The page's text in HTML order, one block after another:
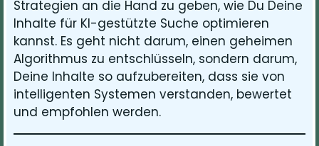
Strategien an die Hand zu geben, wie Du Deine
Inhalte für KI-gestützte Suche optimieren
kannst. Es geht nicht darum, einen geheimen
Algorithmus zu entschlüsseln, sondern darum,
Deine Inhalte so aufzubereiten, dass sie von
intelligenten Systemen verstanden, bewertet
und empfohlen werden.